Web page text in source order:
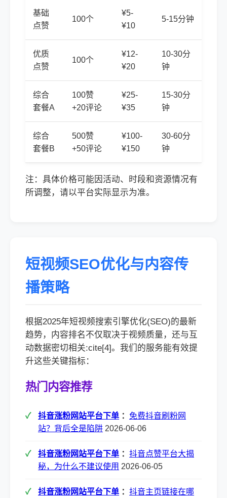
基础
点赞
100个
¥5-
¥10
5-15分钟
优质
点赞
100个
¥12-
¥20
10-30分
钟
综合
套餐A
100赞
+20评论
¥25-
¥35
15-30分
钟
综合
套餐B
500赞
+50评论
¥100-
¥150
30-60分
钟
注：具体价格可能因活动、时段和资源情况有
所调整，请以平台实际显示为准。
短视频SEO优化与内容传
播策略
根据2025年短视频搜索引擎优化(SEO)的最新
趋势，内容排名不仅取决于视频质量，还与互
动数据密切相关:cite[4]。我们的服务能有效提
升这些关键指标：
热门内容推荐
抖音涨粉网站平台下单 ： 免费抖音刷粉网
站？背后全是陷阱 2026-06-06
抖音涨粉网站平台下单 ： 抖音点赞平台大揭
秘，为什么不建议使用 2026-06-05
抖音涨粉网站平台下单 ： 抖音主页链接在哪